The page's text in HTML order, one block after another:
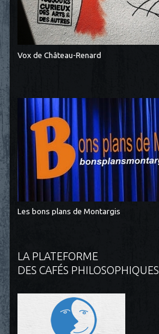
Vox de Château-Renard
Les bons plans de Montargis
LA PLATEFORME
DES CAFÉS PHILOSOPHIQUES